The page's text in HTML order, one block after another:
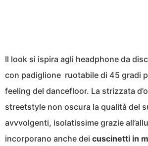
Il look si ispira agli headphone da
con padiglione ruotabile di 45 gradi
feeling del dancefloor. La strizzata
streetstyle non oscura la qualità del
avvvolgenti, isolatissime grazie
incorporano anche dei cuscinetti in